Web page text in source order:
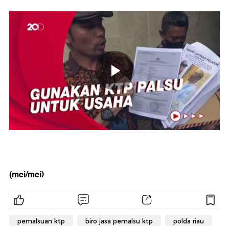
(mei/mei)
pemalsuan ktp biro jasa pemalsu ktp polda riau